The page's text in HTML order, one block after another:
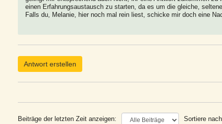
einen Erfahrungsaustausch zu starten, da es um die gleiche,
Falls du, Melanie, hier noch mal rein liest, schicke mir doch eine
Antwort erstellen
Beiträge der letzten Zeit anzeigen: Sortiere